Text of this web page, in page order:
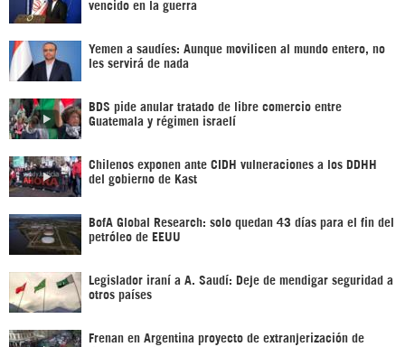
vencido en la guerra
Yemen a saudíes: Aunque movilicen al mundo entero, no
les servirá de nada
BDS pide anular tratado de libre comercio entre
Guatemala y régimen israelí
Chilenos exponen ante CIDH vulneraciones a los DDHH
del gobierno de Kast
BofA Global Research: solo quedan 43 días para el fin del
petróleo de EEUU
Legislador iraní a A. Saudí: Deje de mendigar seguridad a
otros países
Frenan en Argentina proyecto de extranjerización de